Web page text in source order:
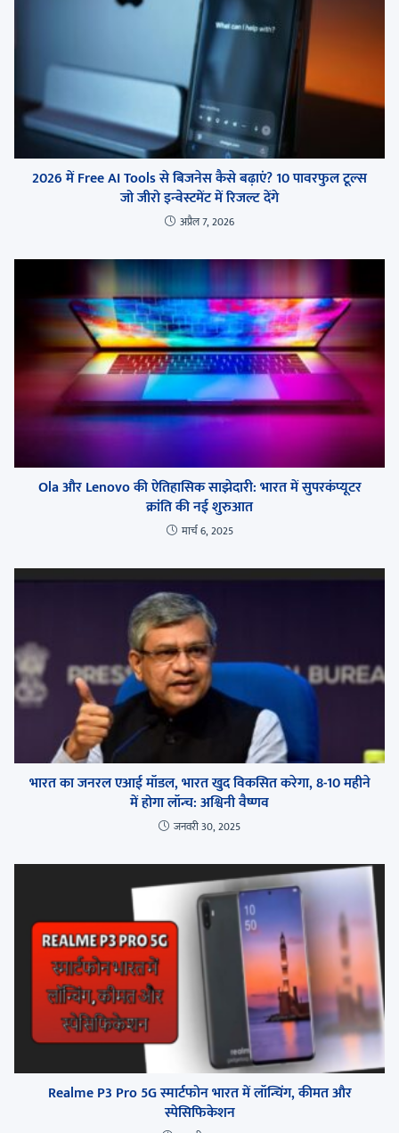
2026 में Free AI Tools से बिजनेस कैसे बढ़ाएं? 10 पावरफुल टूल्स
जो जीरो इन्वेस्टमेंट में रिजल्ट देंगे
अप्रैल 7, 2026
Ola और Lenovo की ऐतिहासिक साझेदारी: भारत में सुपरकंप्यूटर
क्रांति की नई शुरुआत
मार्च 6, 2025
भारत का जनरल एआई मॉडल, भारत खुद विकसित करेगा, 8-10 महीने
में होगा लॉन्च: अश्विनी वैष्णव
जनवरी 30, 2025
Realme P3 Pro 5G स्मार्टफोन भारत में लॉन्चिंग, कीमत और
स्पेसिफिकेशन